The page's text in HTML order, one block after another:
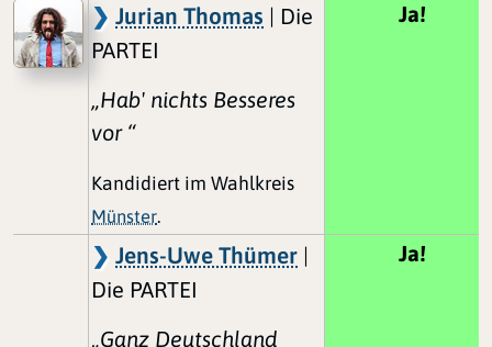
Jurian Thomas | Die
PARTEI
„Hab' nichts Besseres
vor “
Kandidiert im Wahlkreis
Münster.
Ja!
Jens-Uwe Thümer |
Die PARTEI
„Ganz Deutschland
Ja!